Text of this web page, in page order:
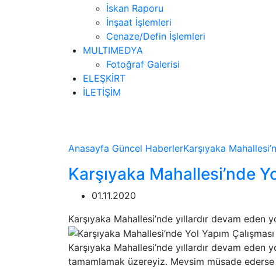
İskan Raporu
İnşaat İşlemleri
Cenaze/Defin İşlemleri
MULTIMEDYA
Fotoğraf Galerisi
ELEŞKİRT
İLETİŞİM
Anasayfa Güncel HaberlerKarşıyaka
Karşıyaka Mahallesi’nde
01.11.2020
Karşıyaka Mahallesi’nde yıllardır devam
Karşıyaka Mahallesi’nde yıllardır devam
tamamlamak üzereyiz. Mevsim müsade